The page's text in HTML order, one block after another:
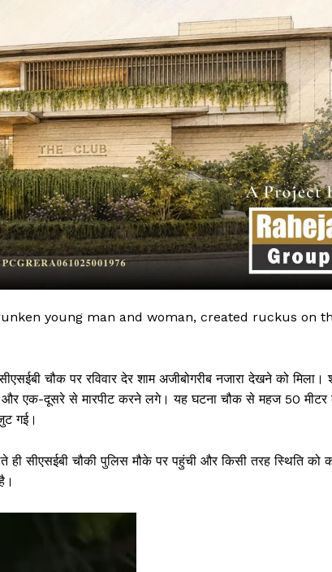
young man and woman, created ruckus on
चौक पर रविवार देर शाम अजीबोगरीब नजारा देखने को मिला।
एक-दूसरे से मारपीट करने लगे। यह घटना चौक से महज 50 मीटर
गई।
सीएसईबी चौकी पुलिस मौके पर पहुंची और किसी तरह स्थिति को